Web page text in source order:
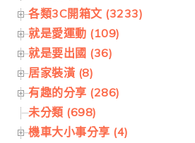
各類3C開箱文 (3233)
就是愛運動 (109)
就是要出國 (36)
居家裝潢 (8)
有趣的分享 (286)
未分類 (698)
機車大小事分享 (4)